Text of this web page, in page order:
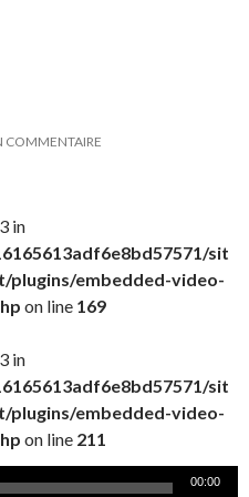
COMMENTAIRE
in
sit
embedded-video-
on line 169
in
sit
embedded-video-
on line 211
00:00